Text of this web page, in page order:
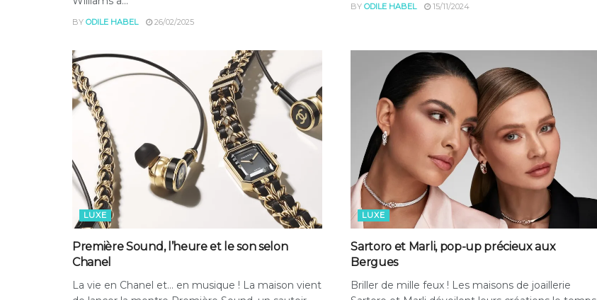
BY ODILE HABEL 26/02/2025
BY ODILE HABEL 15/11/2024
LUXE
Première Sound, l’heure et le son selon
Chanel
La vie en Chanel et… en musique ! La maison vient
LUXE
Sartoro et Marli, pop-up précieux aux
Bergues
Briller de mille feux ! Les maisons de joaillerie